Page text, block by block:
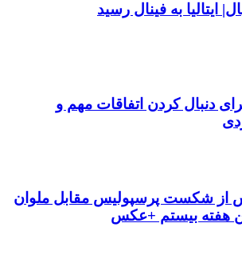
ایتالیا به فینال رسید
دنبال کردن اتفاقات مهم و
از شکست پرسپولیس مقابل ملوان
هفته بیستم +عکس